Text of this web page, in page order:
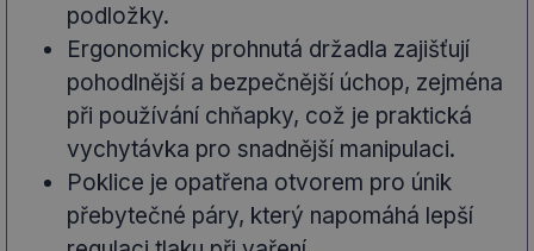
podložky.
Ergonomicky prohnutá držadla zajišťují
pohodlnější a bezpečnější úchop, zejména
při používání chňapky, což je praktická
vychytávka pro snadnější manipulaci.
Poklice je opatřena otvorem pro únik
přebytečné páry, který napomáhá lepší